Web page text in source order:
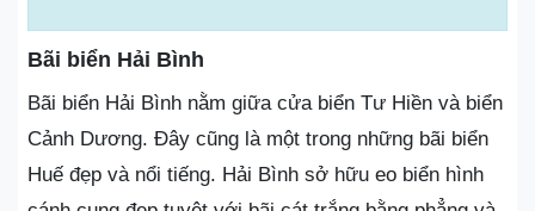
Bãi biển Hải Bình
Bãi biển Hải Bình nằm giữa cửa biển Tư Hiền và biển
Cảnh Dương. Đây cũng là một trong những bãi biển
Huế đẹp và nổi tiếng. Hải Bình sở hữu eo biển hình